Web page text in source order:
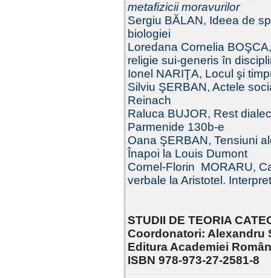
metafizicii moravurilor
Sergiu BĂLAN, Ideea de
biologiei
Loredana Cornelia
religie sui-generis în
Ionel NARIŢA, Locul şi
Silviu ŞERBAN, Actele
Reinach
Raluca BUJOR, Rest
Parmenide 130b-e
Oana ŞERBAN, Tensiuni
Înapoi la Louis Dumont
Cornel-Florin MORARU,
verbale la Aristotel.
STUDII DE TEORIA
Coordonatori: Alexandru
Editura Academiei
ISBN 978-973-27-2581-8